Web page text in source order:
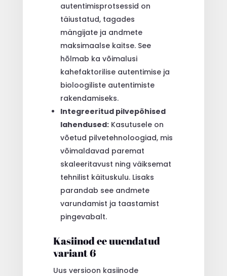
autentimisprotsessid on
täiustatud, tagades
mängijate ja andmete
maksimaalse kaitse. See
hõlmab ka võimalusi
kahefaktorilise autentimise ja
bioloogiliste autentimiste
rakendamiseks.
Integreeritud pilvepõhised
lahendused:Kasutusele on
võetud pilvetehnoloogiad, mis
võimaldavad paremat
skaleeritavust ning väiksemat
tehnilist käituskulu. Lisaks
parandab see andmete
varundamist ja taastamist
pingevabalt.
Kasiinod ee uuendatud
variant 6
Uus versioon kasiinode